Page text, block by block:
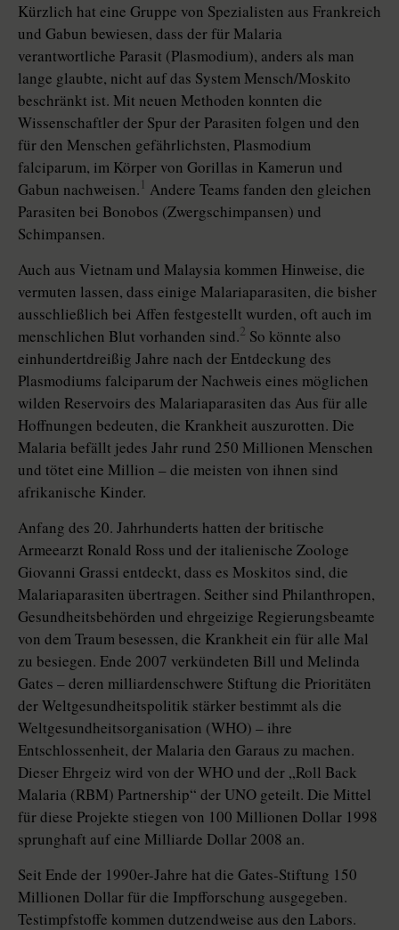
Kürzlich hat eine Gruppe von Spezialisten aus Frankreich
und Gabun bewiesen, dass der für Malaria
verantwortliche Parasit (Plasmodium), anders als man
lange glaubte, nicht auf das System Mensch/Moskito
beschränkt ist. Mit neuen Methoden konnten die
Wissenschaftler der Spur der Parasiten folgen und den
für den Menschen gefährlichsten, Plasmodium
falciparum, im Körper von Gorillas in Kamerun und
Gabun nachweisen. 1 Andere Teams fanden den gleichen
Parasiten bei Bonobos (Zwergschimpansen) und
Schimpansen.
Auch aus Vietnam und Malaysia kommen Hinweise, die
vermuten lassen, dass einige Malariaparasiten, die bisher
ausschließlich bei Affen festgestellt wurden, oft auch im
menschlichen Blut vorhanden sind.2 So könnte also
einhundertdreißig Jahre nach der Entdeckung des
Plasmodiums falciparum der Nachweis eines möglichen
wilden Reservoirs des Malariaparasiten das Aus für alle
Hoffnungen bedeuten, die Krankheit auszurotten. Die
Malaria befällt jedes Jahr rund 250 Millionen Menschen
und tötet eine Million – die meisten von ihnen sind
afrikanische Kinder.
Anfang des 20. Jahrhunderts hatten der britische
Armeearzt Ronald Ross und der italienische Zoologe
Giovanni Grassi entdeckt, dass es Moskitos sind, die
Malariaparasiten übertragen. Seither sind Philanthropen,
Gesundheitsbehörden und ehrgeizige Regierungsbeamte
von dem Traum besessen, die Krankheit ein für alle Mal
zu besiegen. Ende 2007 verkündeten Bill und Melinda
Gates – deren milliardenschwere Stiftung die Prioritäten
der Weltgesundheitspolitik stärker bestimmt als die
Weltgesundheitsorganisation (WHO) – ihre
Entschlossenheit, der Malaria den Garaus zu machen.
Dieser Ehrgeiz wird von der WHO und der „Roll Back
Malaria (RBM) Partnership“ der UNO geteilt. Die Mittel
für diese Projekte stiegen von 100 Millionen Dollar 1998
sprunghaft auf eine Milliarde Dollar 2008 an.
Seit Ende der 1990er-Jahre hat die Gates-Stiftung 150
Millionen Dollar für die Impfforschung ausgegeben.
Testimpfstoffe kommen dutzendweise aus den Labors.